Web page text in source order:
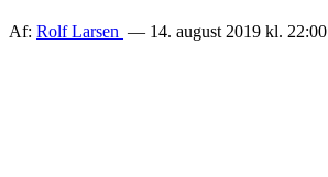
Af: Rolf Larsen — 14. august 2019 kl. 22:00